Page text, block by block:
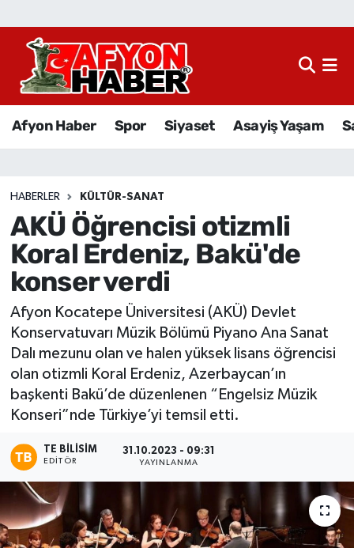
Afyon Haber Spor Siyaset Asayiş Yaşam
HABERLER KÜLTÜR-SANAT
AKÜ Öğrencisi otizmli
Koral Erdeniz, Bakü'de
konser verdi
Afyon Kocatepe Üniversitesi (AKÜ) Devlet
Konservatuvarı Müzik Bölümü Piyano Ana Sanat
Dalı mezunu olan ve halen yüksek lisans öğrencisi
olan otizmli Koral Erdeniz, Azerbaycan’ın
başkenti Bakü’de düzenlenen “Engelsiz Müzik
Konseri”nde Türkiye’yi temsil etti.
TE BILISIM
EDITÖR
31.10.2023 - 09:31
YAYINLANMA
Afyon Haber
Sağlık
Eğitim
Ekonomi
Magazin
Etkinlikler